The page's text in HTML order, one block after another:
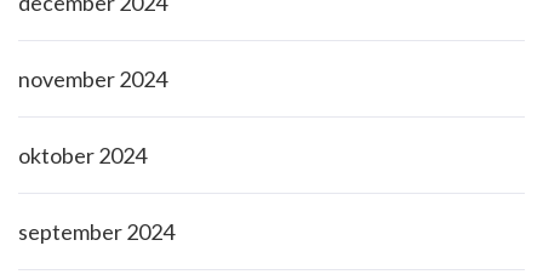
november 2024
oktober 2024
september 2024